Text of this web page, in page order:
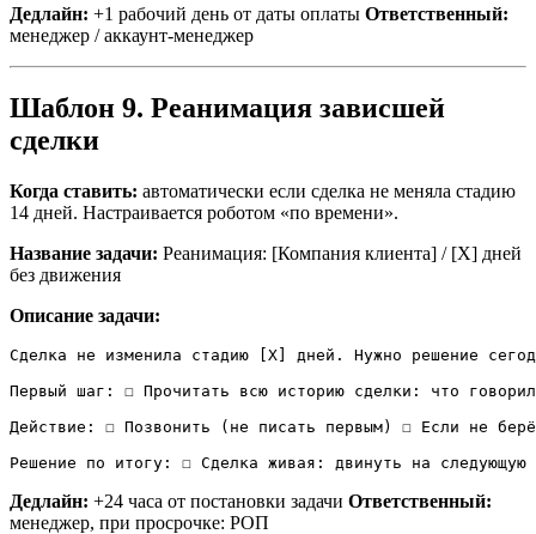
Дедлайн: +1 рабочий день от даты оплаты Ответственный:
менеджер / аккаунт-менеджер
Шаблон 9. Реанимация зависшей
сделки
Когда ставить: автоматически если сделка не меняла стадию
14 дней. Настраивается роботом «по времени».
Название задачи: Реанимация: [Компания клиента] / [X] дней
без движения
Описание задачи:
Сделка не изменила стадию [X] дней. Нужно решение
Первый шаг: ☐ Прочитать всю историю сделки: что
Действие: ☐ Позвонить (не писать первым) ☐ Если не
Решение по итогу: ☐ Сделка живая: двинуть на
Дедлайн: +24 часа от постановки задачи Ответственный:
менеджер, при просрочке: РОП